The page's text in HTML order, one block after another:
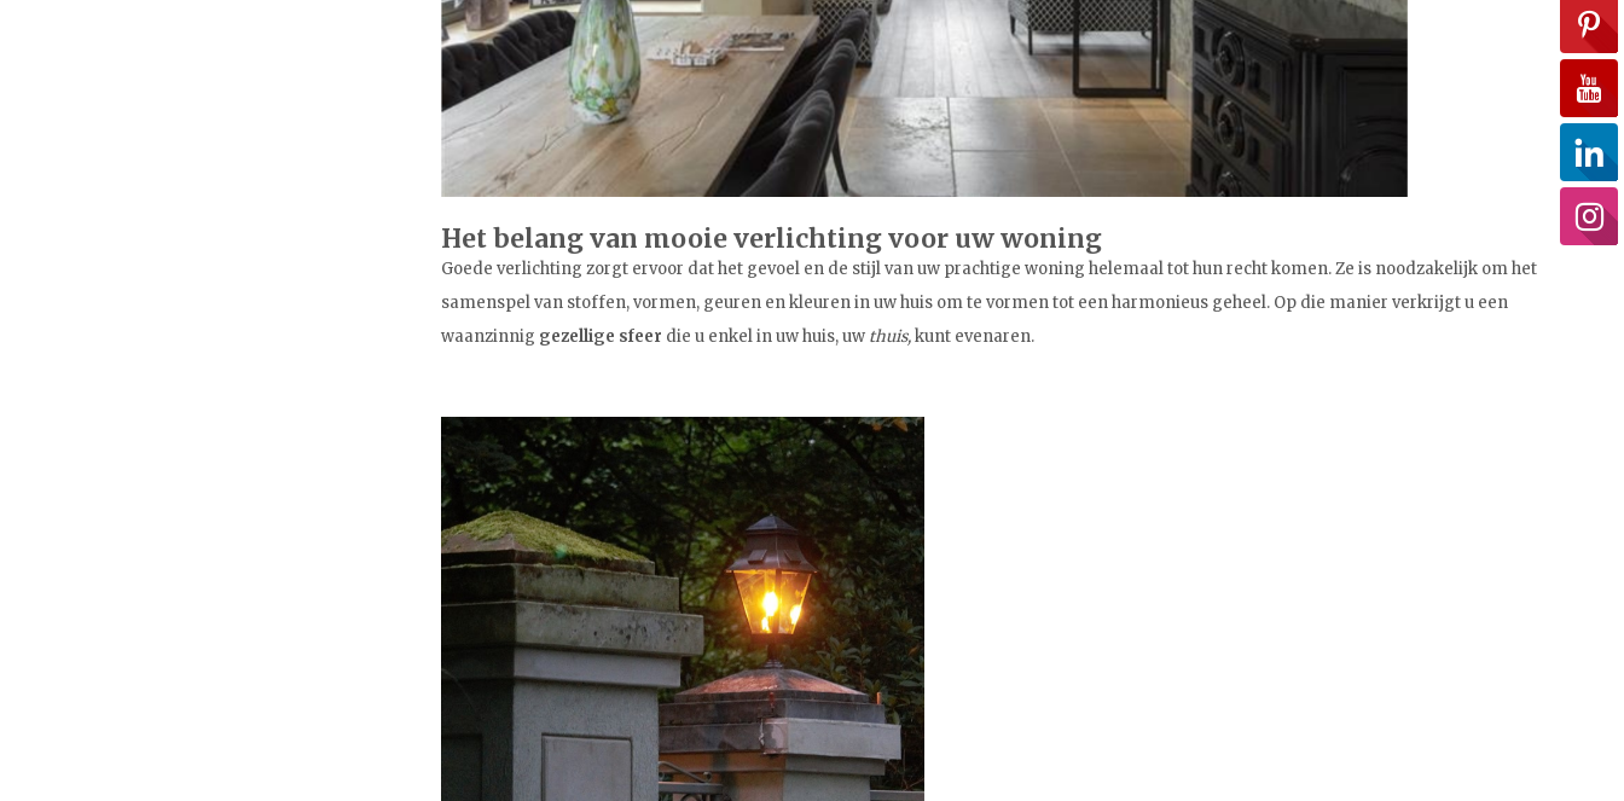
Het belang van mooie verlichting voor uw woning
Goede verlichting zorgt ervoor dat het gevoel en de stijl van uw prachtige woning helemaal tot hun recht komen. Ze is noodzakelijk om het
samenspel van stoffen, vormen, geuren en kleuren in uw huis om te vormen tot een harmonieus geheel. Op die manier verkrijgt u een
waanzinnig gezellige sfeer die u enkel in uw huis, uw thuis,kunt evenaren.